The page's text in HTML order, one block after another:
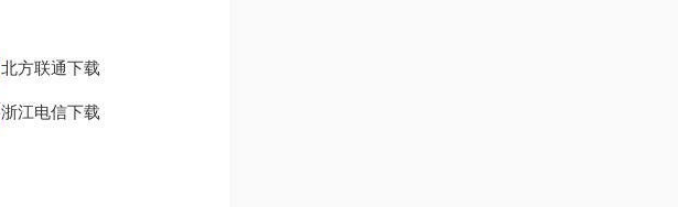
北方联通下载
浙江电信下载